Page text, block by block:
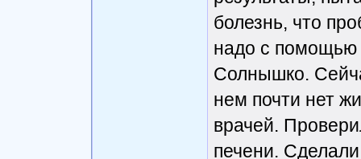
болезнь, что
надо с помощью
Солнышко.
нем почти нет
врачей.
печени.